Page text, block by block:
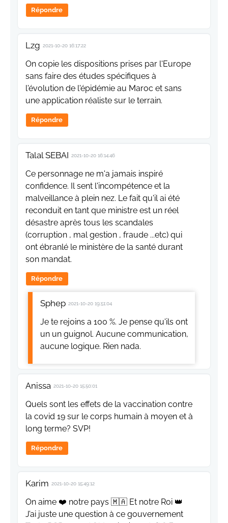
Répondre
Lzg 2021-10-20 16:17:22
On copie les dispositions prises par l'Europe
sans faire des études spécifiques à
l'évolution de l'épidémie au Maroc et sans
une application réaliste sur le terrain.
Répondre
Talal SEBAI 2021-10-20 16:14:46
Ce personnage ne m'a jamais inspiré
confidence. Il sent l'incompétence et la
malveillance à plein nez. Le fait qu'il ai été
reconduit en tant que ministre est un réel
désastre après tous les scandales
(corruption , mal gestion , fraude ...etc) qui
ont ébranlé le ministère de la santé durant
son mandat.
Répondre
Sphep 2021-10-20 19:51:04
Je te rejoins a 100 %. Je pense qu'ils ont
un un guignol. Aucune communication,
aucune logique. Rien nada.
Anissa 2021-10-20 15:50:01
Quels sont les effets de la vaccination contre
la covid 19 sur le corps humain à moyen et à
long terme? SVP!
Répondre
Karim 2021-10-20 15:49:12
On aime ❤️ notre pays 🇲🇦 Et notre Roi 👑
J’ai juste une question à ce gouvernement